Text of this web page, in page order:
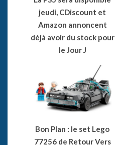
jeudi, CDiscount et
Amazon annoncent
déjà avoir du stock pour
le Jour J
Bon Plan : le set Lego
77256 de Retour Vers